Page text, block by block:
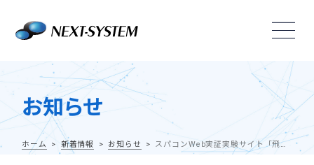
お知らせ
ホーム 新着情報 お知らせ スパコンWeb実証実験サイト「飛沫の見えるレストラン」の体験参加者募集のお知らせ